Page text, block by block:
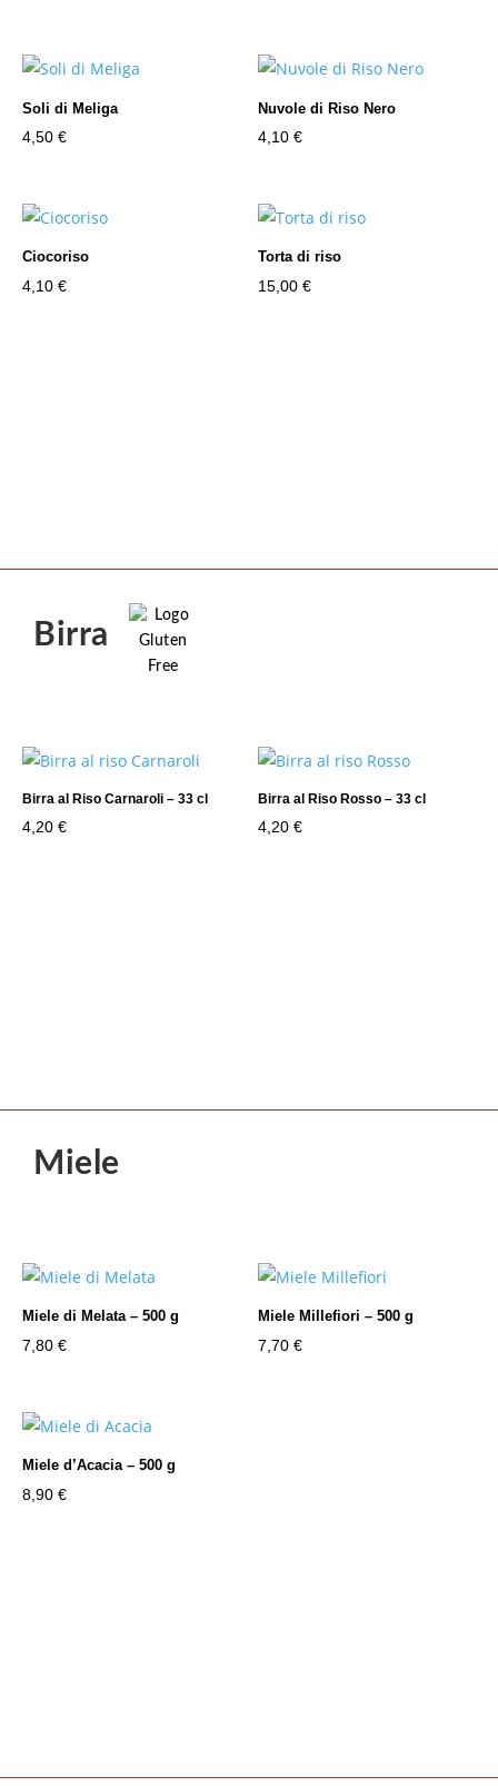
Soli di Meliga
4,50 €
Nuvole di Riso Nero
4,10€
Ciocoriso
4,10 €
Torta di riso
15,00€
Birra
Birra al Riso Carnaroli – 33 cl
4,20 €
Birra al Riso Rosso – 33 cl
4,20€
Miele
Miele di Melata – 500 g
7,80 €
Miele Millefiori – 500 g
7,70€
Miele d’Acacia – 500 g
8,90 €